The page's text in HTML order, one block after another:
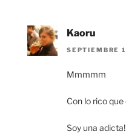
Kaoru
SEPTIEMBRE
Mmmmm
Con lo rico
Soy una